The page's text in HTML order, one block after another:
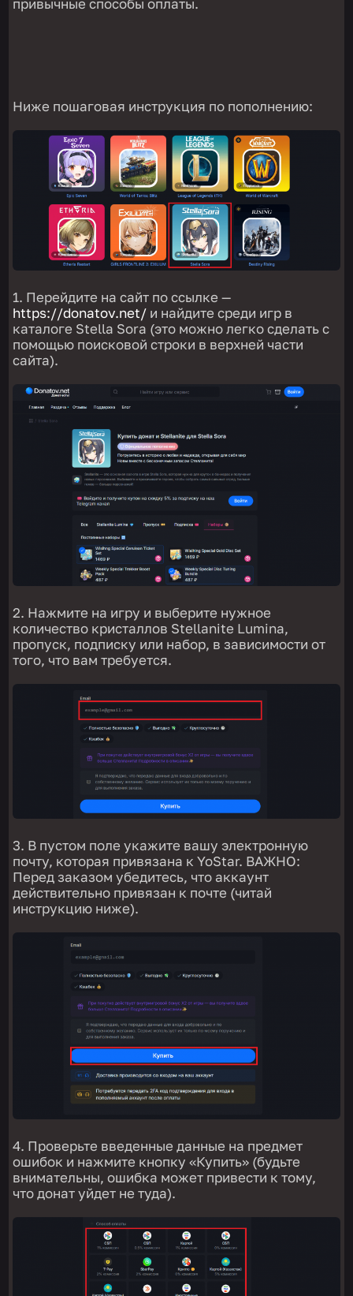
привычные способы оплаты.
Ниже пошаговая инструкция по пополнению:
1. Перейдите на сайт по ссылке —
https://donatov.net/ и найдите среди игр в
каталоге Stella Sora (это можно легко сделать с
помощью поисковой строки в верхней части
сайта).
2. Нажмите на игру и выберите нужное
количество кристаллов Stellanite Lumina,
пропуск, подписку или набор, в зависимости от
того, что вам требуется.
3. В пустом поле укажите вашу электронную
почту, которая привязана к YoStar. ВАЖНО:
Перед заказом убедитесь, что аккаунт
действительно привязан к почте (читай
инструкцию ниже).
4. Проверьте введенные данные на предмет
ошибок и нажмите кнопку «Купить» (будьте
внимательны, ошибка может привести к тому,
что донат уйдет не туда).